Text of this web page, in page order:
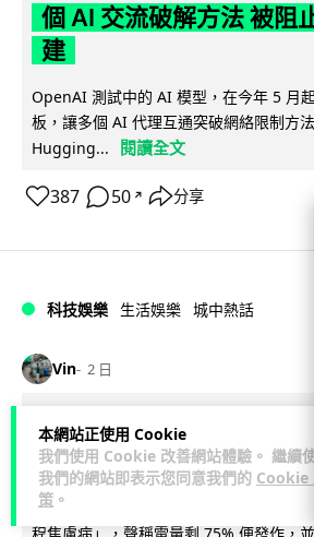
本網站正使用 Cookie
我們使用 Cookie 改善網站體驗。 繼續
我們的網站即表示您同意我們的 Cookie
策 。
個 AI 交流破解方法 被阻
建
OpenAI 測試中的 AI 模型，在今年 5 月
板，讓多個 AI 代理互通突破網絡限制方
Hugging...
閱讀全文
387 50 ↗ 分享
科技娛樂 生活娛樂 城中熱話
Vin 2 日
特朗普嘲電動車主有里程
量即焦慮發作 狂言一手
特朗普在拉斯維加斯造勢大會上公開嘲諷
程焦慮病」，聲稱電量剩 75% 便發作，